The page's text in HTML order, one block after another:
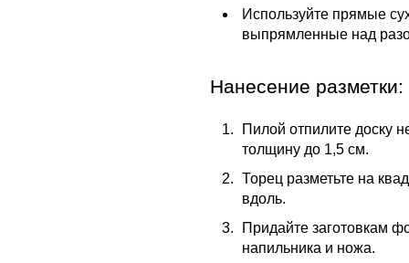
Используйте прямые
выпрямленные над
Нанесение разметки:
Пилой отпилите доску
толщину до 1,5 см.
Торец разметьте на
вдоль.
Придайте заготовкам
напильника и ножа.